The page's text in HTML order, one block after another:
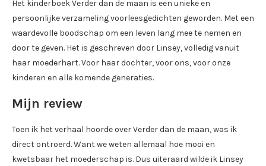
Het kinderboek Verder dan de maan is een unieke en
persoonlijke verzameling voorleesgedichten geworden. Met een
waardevolle boodschap om een leven lang mee te nemen en
door te geven. Het is geschreven door Linsey, volledig vanuit
haar moederhart. Voor haar dochter, voor ons, voor onze
kinderen en alle komende generaties.
Mijn review
Toen ik het verhaal hoorde over Verder dan de maan, was ik
direct ontroerd. Want we weten allemaal hoe mooi en
kwetsbaar het moederschap is. Dus uiteraard wilde ik Linsey